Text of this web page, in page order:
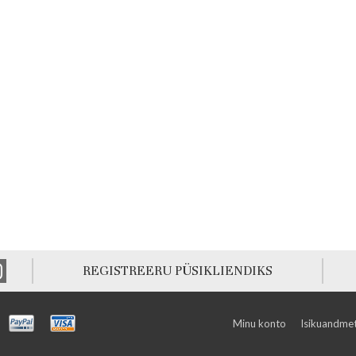
REGISTREERU PÜSIKLIENDIKS
Minu konto